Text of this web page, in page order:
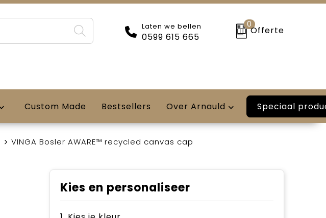
Laten we bellen
0599 615 665
0
Offerte
Custom Made Bestsellers Over Arnauld Speciaal
VINGA Bosler AWARE™ recycled canvas cap
Kies en personaliseer